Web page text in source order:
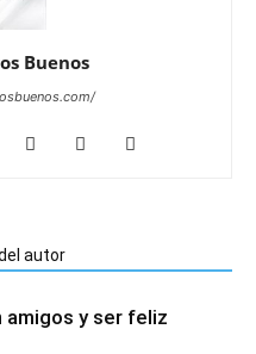
Buenos
autor
amigos y ser feliz